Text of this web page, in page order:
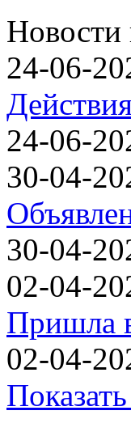
Новости
24-06-
24-06-
30-04-
30-04-
02-04-
Пришла
02-04-